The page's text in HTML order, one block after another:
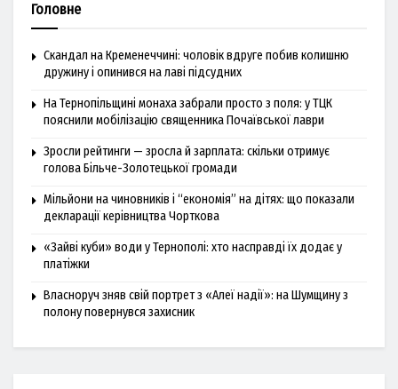
Головне
Скандал на Кременеччині: чоловік вдруге побив колишню
дружину і опинився на лаві підсудних
На Тернопільщині монаха забрали просто з поля: у ТЦК
пояснили мобілізацію священника Почаївської лаври
Зросли рейтинги — зросла й зарплата: скільки отримує
голова Більче-Золотецької громади
Мільйони на чиновників і “економія” на дітях: що показали
декларації керівництва Чорткова
«Зайві куби» води у Тернополі: хто насправді їх додає у
платіжки
Власноруч зняв свій портрет з «Алеї надії»: на Шумщину з
полону повернувся захисник